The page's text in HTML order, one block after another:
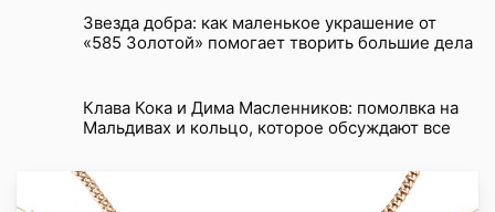
Звезда добра: как маленькое украшение от
«585 Золотой» помогает творить большие дела
Клава Кока и Дима Масленников: помолвка на
Мальдивах и кольцо, которое обсуждают все